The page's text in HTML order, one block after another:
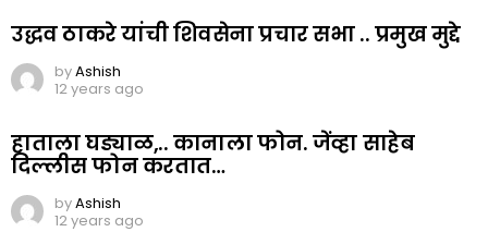
उद्धव ठाकरे यांची शिवसेना प्रचार सभा .. प्रमुख मुद्दे
byAshish
12 years ago
हाताला घड्याळ,.. कानाला फोन. जेंव्हा साहेब
दिल्लीस फोन करतात…
byAshish
12 years ago